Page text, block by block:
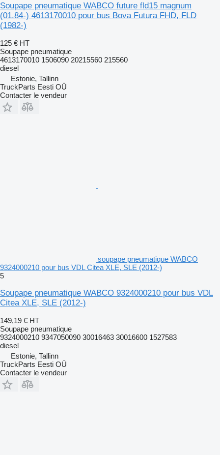
Soupape pneumatique WABCO future fld15 magnum
(01.84-) 4613170010 pour bus Bova Futura FHD, FLD
(1982-)
125 € HT
Soupape pneumatique
4613170010 1506090 20215560 215560
diesel
Estonie, Tallinn
TruckParts Eesti OÜ
Contacter le vendeur
soupape pneumatique WABCO
9324000210 pour bus VDL Citea XLE, SLE (2012-)
5
Soupape pneumatique WABCO 9324000210 pour bus VDL
Citea XLE, SLE (2012-)
149,19 € HT
Soupape pneumatique
9324000210 9347050090 30016463 30016600 1527583
diesel
Estonie, Tallinn
TruckParts Eesti OÜ
Contacter le vendeur